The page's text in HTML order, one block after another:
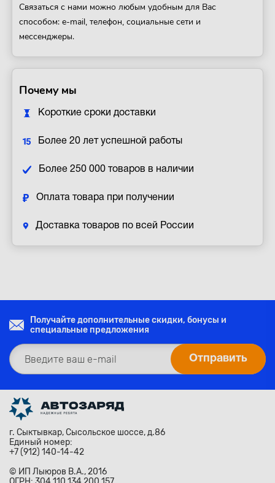
Связаться с нами можно любым удобным для Вас
способом: e-mail, телефон, социальные сети и
мессенджеры.
Почему мы
Короткие сроки доставки
Более 20 лет успешной работы
Более 250 000 товаров в наличии
Оплата товара при получении
Доставка товаров по всей России
Получайте дополнительные скидки, бонусы и
специальные предложения
г. Сыктывкар, Сысольское шоссе, д.86
Единый номер:
+7 (912) 140-14-42
© ИП Лыюров В.А., 2016